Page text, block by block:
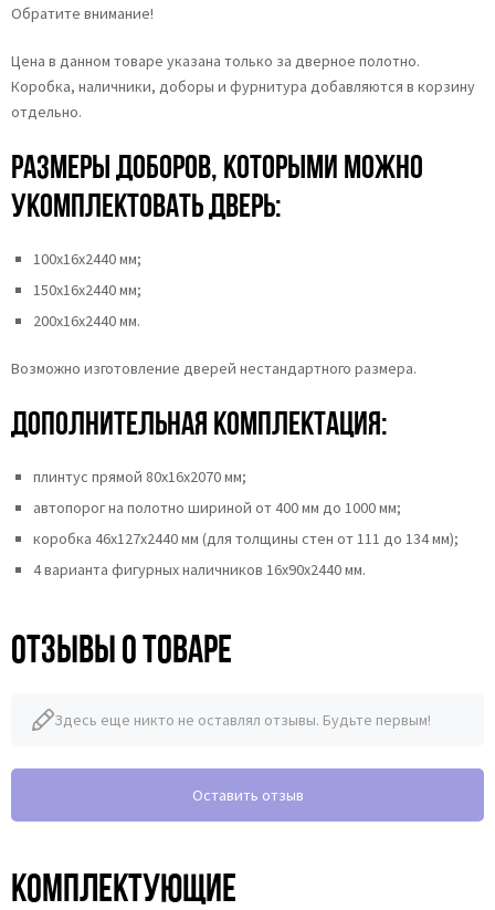
Обратите внимание!
Цена в данном товаре указана только за дверное полотно.
Коробка, наличники, доборы и фурнитура добавляются в корзину
отдельно.
Размеры доборов, которыми можно
укомплектовать дверь:
100х16х2440 мм;
150х16х2440 мм;
200х16х2440 мм.
Возможно изготовление дверей нестандартного размера.
Дополнительная комплектация:
плинтус прямой 80х16х2070 мм;
автопорог на полотно шириной от 400 мм до 1000 мм;
коробка 46x127x2440 мм (для толщины стен от 111 до 134 мм);
4 варианта фигурных наличников 16х90х2440 мм.
Отзывы о товаре
Здесь еще никто не оставлял отзывы. Будьте первым!
Оставить отзыв
Комплектующие